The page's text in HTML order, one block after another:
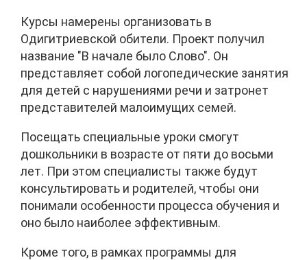
Курсы намерены организовать в
Одигитриевской обители. Проект получил
название "В начале было Слово". Он
представляет собой логопедические занятия
для детей с нарушениями речи и затронет
представителей малоимущих семей.
Посещать специальные уроки смогут
дошкольники в возрасте от пяти до восьми
лет. При этом специалисты также будут
консультировать и родителей, чтобы они
понимали особенности процесса обучения и
оно было наиболее эффективным.
Кроме того, в рамках программы для